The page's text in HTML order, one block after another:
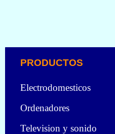
Electrodomesticos
Ordenadores
Television y sonido
PRODUCTOS